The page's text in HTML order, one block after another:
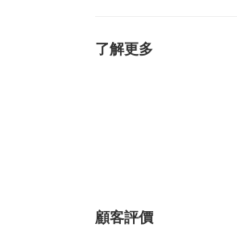
了解更多
顧客評價